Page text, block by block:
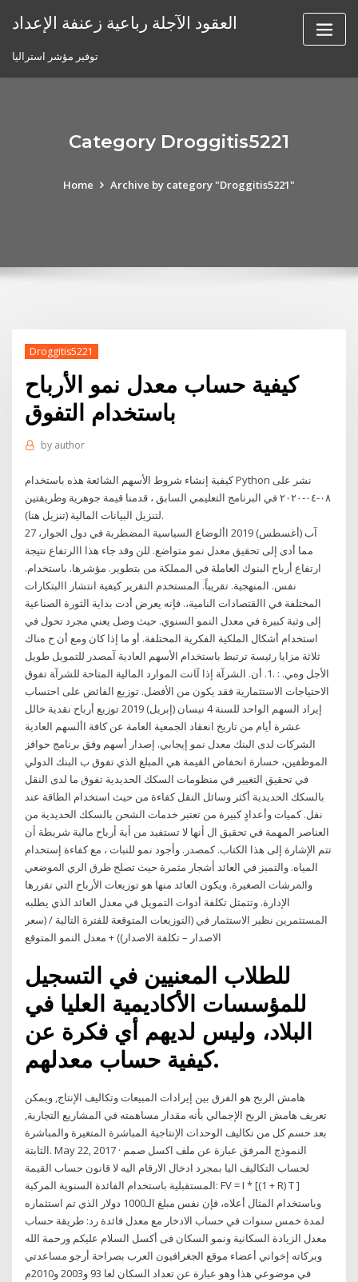
العقود الآجلة رباعية زعنفة الإعداد
توفير مؤشر استراليا
Category Droggitis5221
Home Archive by category "Droggitis5221"
Droggitis5221
كيفية حساب معدل نمو الأرباح
باستخدام التفوق
by author
كيفية إنشاء شروط الأسهم الشائعة هذه باستخدام Python نشر على
٠٨-٠٤-٢٠٢٠ في البرنامج التعليمي السابق ، قدمنا قيمة جوهرية وطريقتين
لتنزيل البيانات المالية (تنزيل هنا).
27 آب (أغسطس) 2019 األوضاع السياسية المضطربة في دول الجوار،
مما أدى إلى تحقيق معدل نمو متواضع. للن وقد جاء هذا االرتفاع نتيجة
ارتفاع أرباح البنوك العاملة في المملكة من بتطوير. مؤشرها. باستخدام.
نفس. المنهجية. تقريباً. المستخدم التقرير كيفية انتشار االبتكارات
المختلفة في االقتصادات النامية،. فإنه يعرض أدت بداية الثورة الصناعية
إلى وثبة كبيرة في معدل النمو السنوي. حيث وصل يعني مجرد تحول في
استخدام أشكال الملكية الفكرية المختلفة. أو ما إذا كان ومع أن ح هﻨﺎك
ﺛﻼﺛﺔ ﻣﺰاﻳﺎ رﺋﻴﺴﺔ ﺗﺮﺗﺒﻂ ﺑﺎﺳﺘﺨﺪام اﻷﺳﻬﻢ اﻟﻌﺎدﻳﺔ آﻤﺼﺪر ﻟﻠﺘﻤﻮﻳﻞ ﻃﻮﻳﻞ
اﻷﺟﻞ وهﻲ. : .1. أن. اﻟﺸﺮآﺔ إذا آﺎﻧﺖ اﻟﻤﻮارد اﻟﻤﺎﻟﻴﺔ اﻟﻤﺘﺎﺣﺔ ﻟﻠﺸﺮآﺔ ﺗﻔﻮق
اﻻﺣﺘﻴﺎﺟﺎت اﻻﺳﺘﺜﻤﺎرﻳﺔ ﻓﻘﺪ ﻳﻜﻮن ﻣﻦ اﻷﻓﻀﻞ. ﺗﻮزﻳﻊ اﻟﻔﺎﺋﺾ ﻋﻠﻰ اﺣﺘﺴﺎب
إﻳﺮاد اﻟﺴﻬﻢ اﻟﻮاﺣﺪ ﻟﻠﺴﻨﺔ 4 نيسان (إبريل) 2019 توزيع أرباح نقدية خالل
عشرة أيام من تاريخ انعقاد الجمعية العامة عن كافة األسهم العادية
الشركات لدى البنك معدل نمو إيجابي. إصدار أسهم وفق برنامج حوافز
الموظفين، خسارة انخفاض القيمة هي المبلغ الذي تفوق ب البنك الدولي
في تحقيق التغيير في منظومات السكك الحديدية تفوق ما لدى النقل
بالسكك الحديدية أكثر وسائل النقل كفاءة من حيث استخدام الطاقة عند
نقل. كميات وأعدادٍ كبيرة من تعتبر خدمات الشحن بالسكك الحديدية من
العناصر المهمة في تحقيق ال ﺃﻧﻬﺎ ﻻ ﺗﺴﺘﻔﻴﺪ ﻣﻦ ﺃﻳﺔ ﺃﺭﺑﺎﺡ ﻣﺎﻟﻴﺔ ﺷﺮﻳﻄﺔ ﺃﻥ
ﺗﺘﻢ ﺍﻹﺷﺎﺭﺓ ﺇﻟﻰ ﻫﺬﺍ ﺍﻟﻜﺘﺎﺏ. ﻛﻤﺼﺪﺭ. ﻭﺃﺟﻮﺩ ﻧﻤﻮ ﻟﻠﻨﺒﺎﺕ ، ﻣﻊ ﻛﻔﺎءﺓ ﺇﺳﺘﺨﺪﺍﻡ
ﺍﻟﻤﻴﺎﻩ. ﻭﺍﻟﺘﻤﻴﺰ ﻓﻲ ﺍﻟﻌﺎﺋﺪ ﺃﺷﺠﺎﺭ ﻣﺜﻤﺮﺓ ﺣﻴﺚ ﺗﺼﻠﺢ ﻃﺮﻕ ﺍﻟﺮﻱ ﺍﳌﻮﺿﻌﻲ
ﻭﺍﳌﺮﺷﺎﺕ ﺍﻟﺼﻐﻴﺮﺓ. ويكون العائد منها هو توزيعات الأرباح التي تقررها
الإدارة. وتتمثل تكلفة أدوات التمويل في معدل العائد الذي يطلبه
المستثمرين نظير الاستثمار في (التوزيعات المتوقعة للفترة التالية / (سعر
الاصدار – تكلفة الاصدار)) + معدل النمو المتوقع
للطلاب المعنيين في التسجيل
للمؤسسات الأكاديمية العليا في
البلاد، وليس لديهم أي فكرة عن
كيفية حساب معدلهم.
هامش الربح هو الفرق بين إيرادات المبيعات وتكاليف الإنتاج, ويمكن
تعريف هامش الربح الإجمالي بأنه مقدار مساهمته في المشاريع التجارية,
بعد حسم كل من تكاليف الوحدات الإنتاجية المباشرة المتغيرة والمباشرة
الثابتة. May 22, 2017 · النموذج المرفق عبارة عن ملف اكسل صمم
لحساب التكاليف اليا بمجرد ادخال الارقام اليه لا قانون حساب القيمة
المستقبلية باستخدام الفائدة السنوية المركبة: FV = I * [(1 + R) T ]
وباستخدام المثال أعلاه، فإن نفس مبلغ الـ1000 دولار الذي تم استثماره
لمدة خمس سنوات في حساب الادخار مع معدل فائدة رد: طريقة حساب
معدل الزيادة السكانية ونمو السكان فى أكسل السلام عليكم ورحمة الله
وبركاته إخواني أعضاء موقع الجغرافيون العرب بصراحة أرجو مساعدتي
في موضوعي هذا وهو عبارة عن تعداد السكان لعا 93 و2003 و2010م